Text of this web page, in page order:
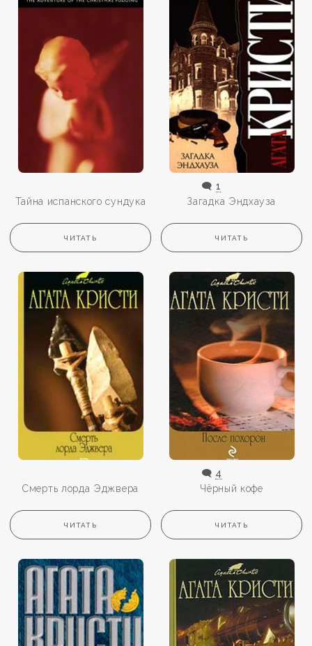
Тайна испанского сундука
ЧИТАТЬ
🗨️1
Загадка Эндхауза
ЧИТАТЬ
Смерть лорда Эджвера
ЧИТАТЬ
🗨️ 4
Чёрный кофе
ЧИТАТЬ